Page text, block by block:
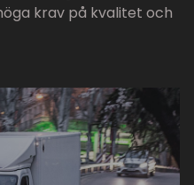
krav på kvalitet och